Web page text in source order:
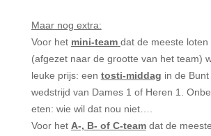
Maar nog extra:
Voor het mini-team dat de meeste loten
(afgezet naar de grootte van het team)
leuke prijs: een tosti-middag in de
wedstrijd van Dames 1 of Heren 1.
eten: wie wil dat nou niet….
Voor het A-, B- of C-teamdat de